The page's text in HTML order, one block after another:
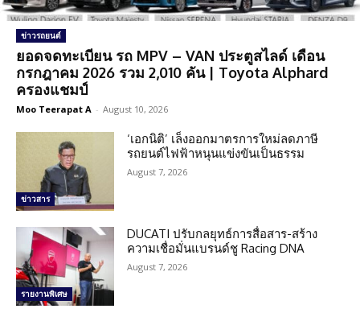
ข่าวรถยนต์
ยอดจดทะเบียน รถ MPV – VAN ประตูสไลด์ เดือน
กรกฎาคม 2026 รวม 2,010 คัน | Toyota Alphard
ครองแชมป์
Moo Teerapat A - August 10, 2026
ข่าวสาร
‘เอกนิติ’ เล็งออกมาตรการใหม่ลดภาษี
รถยนต์ไฟฟ้าหนุนแข่งขันเป็นธรรม
August 7, 2026
รายงานพิเศษ
DUCATI ปรับกลยุทธ์การสื่อสาร-สร้าง
ความเชื่อมั่นแบรนด์ชู Racing DNA
August 7, 2026